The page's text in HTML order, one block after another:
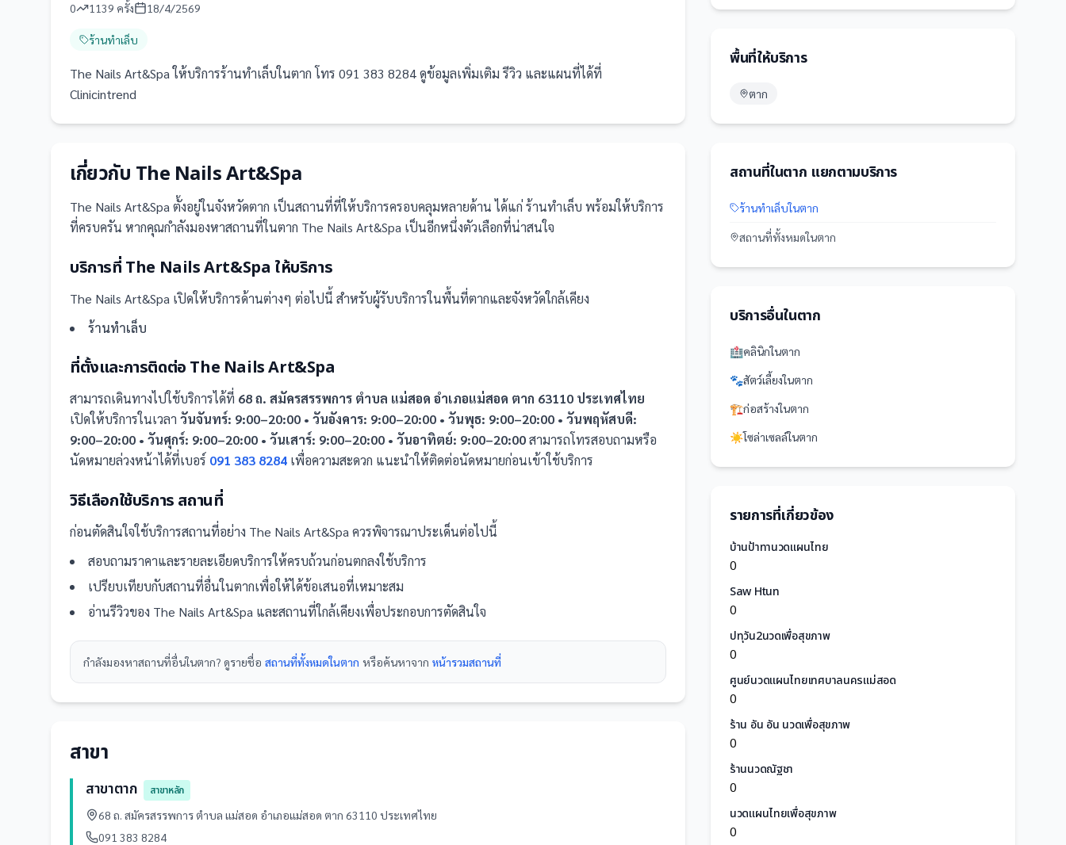
0 1139 ครั้ง 18/4/2569
ร้านทำเล็บ
The Nails Art&Spa ให้บริการร้านทำเล็บในตาก โทร 091 383 8284 ดูข้อมูลเพิ่มเติม รีวิว และแผนที่ได้ที่
Clinicintrend
เกี่ยวกับ The Nails Art&Spa
The Nails Art&Spa ตั้งอยู่ในจังหวัดตาก เป็นสถานที่ที่ให้บริการครอบคลุมหลายด้าน ได้แก่ ร้านทำเล็บ พร้อมให้บริการ
ที่ครบครัน หากคุณกำลังมองหาสถานที่ในตาก The Nails Art&Spa เป็นอีกหนึ่งตัวเลือกที่น่าสนใจ
บริการที่ The Nails Art&Spa ให้บริการ
The Nails Art&Spa เปิดให้บริการด้านต่างๆ ต่อไปนี้ สำหรับผู้รับบริการในพื้นที่ตากและจังหวัดใกล้เคียง
ร้านทำเล็บ
ที่ตั้งและการติดต่อ The Nails Art&Spa
สามารถเดินทางไปใช้บริการได้ที่ 68 ถ. สมัครสรรพการ ตำบล แม่สอด อำเภอแม่สอด ตาก 63110 ประเทศไทย
เปิดให้บริการในเวลา วันจันทร์: 9:00–20:00 • วันอังคาร: 9:00–20:00 • วันพุธ: 9:00–20:00 • วันพฤหัสบดี:
9:00–20:00 • วันศุกร์: 9:00–20:00 • วันเสาร์: 9:00–20:00 • วันอาทิตย์: 9:00–20:00สามารถโทรสอบถามหรือ
นัดหมายล่วงหน้าได้ที่เบอร์ 091 383 8284 เพื่อความสะดวก แนะนำให้ติดต่อนัดหมายก่อนเข้าใช้บริการ
วิธีเลือกใช้บริการ สถานที่
ก่อนตัดสินใจใช้บริการสถานที่อย่าง The Nails Art&Spa ควรพิจารณาประเด็นต่อไปนี้
สอบถามราคาและรายละเอียดบริการให้ครบถ้วนก่อนตกลงใช้บริการ
เปรียบเทียบกับสถานที่อื่นในตากเพื่อให้ได้ข้อเสนอที่เหมาะสม
อ่านรีวิวของ The Nails Art&Spa และสถานที่ใกล้เคียงเพื่อประกอบการตัดสินใจ
กำลังมองหาสถานที่อื่นในตาก? ดูรายชื่อ สถานที่ทั้งหมดในตาก หรือค้นหาจาก หน้ารวมสถานที่
สาขา
สาขาตาก
สาขาหลัก
68 ถ. สมัครสรรพการ ตำบล แม่สอด อำเภอแม่สอด ตาก 63110 ประเทศไทย
091 383 8284
พื้นที่ให้บริการ
ตาก
สถานที่ในตาก แยกตามบริการ
ร้านทำเล็บในตาก
สถานที่ทั้งหมดในตาก
บริการอื่นในตาก
🏥คลินิกในตาก
🐾สัตว์เลี้ยงในตาก
🏗️ก่อสร้างในตาก
☀️โซล่าเซลล์ในตาก
รายการที่เกี่ยวข้อง
บ้านป้าทานวดแผนไทย
0
Saw Htun
0
ปทุวัน2นวดเพื่อสุขภาพ
0
ศูนย์นวดแผนไทยเทศบาลนครแม่สอด
0
ร้าน อัน อัน นวดเพื่อสุขภาพ
0
ร้านนวดณัฐชา
0
นวดแผนไทยเพื่อสุขภาพ
0